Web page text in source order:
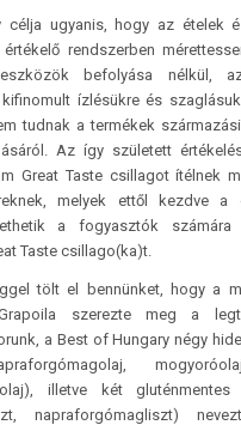
célja ugyanis, hogy az ételek
rendszerben
befolyása nélkül,
ízlésükre és
tudnak a termékek származási
Az így született
Great Taste csillagot ítélnek
melyek ettől kezdve a
a fogyasztók számára
Taste csillago(ka)t.
tölt el bennünket, hogy a
szerezte meg a
a Best of Hungary négy
illetve két
napraforgómagliszt)